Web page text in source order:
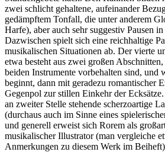
zwei schlicht gehaltene, aufeinander
gedämpftem Tonfall, die unter anderem
Harfe), aber auch sehr suggestiv Pausen
Dazwischen spielt sich eine reichhaltige
musikalischen Situationen ab. Der vierte
etwa besteht aus zwei großen
beiden Instrumente vorbehalten sind, und
beginnt, dann mit geradezu romantischer
Gegenpol zur stillen Einkehr der
an zweiter Stelle stehende scherzoartige
(durchaus auch im Sinne eines
und generell erweist sich Rorem als
musikalischer Illustrator (man vergleiche
Anmerkungen zu diesem Werk im